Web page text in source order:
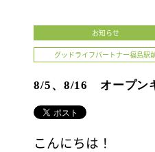
お知らせ
グッドライフパートナー福島駅
8/5、8/16 オープン
こんにちは！